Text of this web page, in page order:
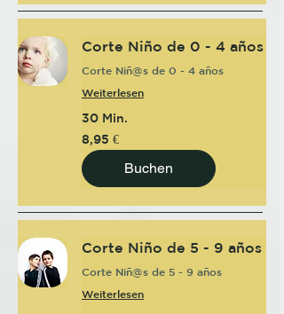
Corte Niño de 0 - 4 años
Corte Niñ@s de 0 - 4 años
Weiterlesen
30 Min.
8,95
Euro
8,95 €
Buchen
Corte Niño de 5 - 9 años
Corte Niñ@s de 5 - 9 años
Weiterlesen